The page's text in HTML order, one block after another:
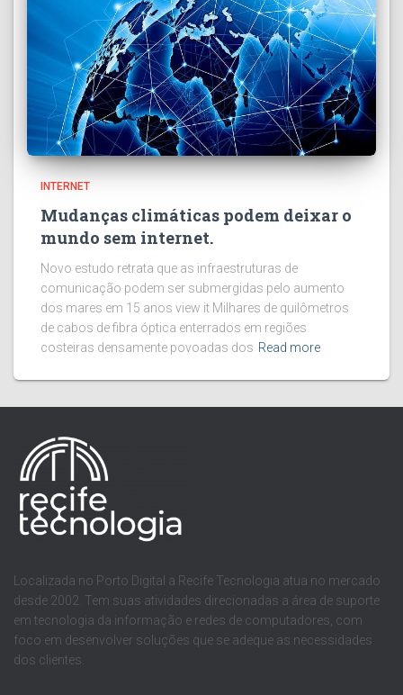
INTERNET
Mudanças climáticas podem deixar o
mundo sem internet.
Novo estudo retrata que as infraestruturas de
comunicação podem ser submergidas pelo aumento
dos mares em 15 anos view it Milhares de quilômetros
de cabos de fibra óptica enterrados em regiões
costeiras densamente povoadas dos Read more
Localizada no Porto Digital a Recife Tecnologia atua no mercado
desde 2002. Tem suas atividades direcionadas a área de suporte
em tecnologia da informação e redes de computadores, com
foco em desenvolver soluções que se adeque as necessidades
dos clientes.